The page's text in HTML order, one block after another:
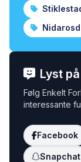
Lyst
Følg Enkelt
interessante
Facebook
Snapchat